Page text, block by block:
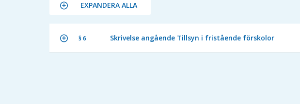
EXPANDERA ALLA
§ 6 Skrivelse angående Tillsyn i fristående förskolor